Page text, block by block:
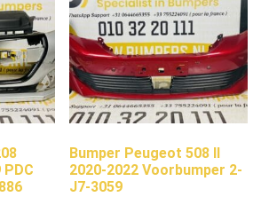
Bumper Peugeot 508 II
2020-2022 Voorbumper 2-
J7-3059